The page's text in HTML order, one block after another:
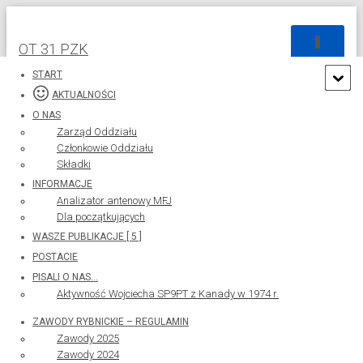
OT 31 PZK
R
START
AKTUALNOŚCI
O NAS
Zarząd Oddziału
Członkowie Oddziału
Składki
INFORMACJE
Analizator antenowy MFJ
Dla początkujących
WASZE PUBLIKACJE [ 5 ]
POSTACIE
PISALI O NAS…
Aktywność Wojciecha SP9PT z Kanady w 1974 r.
ZAWODY RYBNICKIE – REGULAMIN
Zawody 2025
Zawody 2024
SPCM 2025
Opublikowano przezHenryk SQ9MZ
2025
Członek Komisji współzawodnictwa,